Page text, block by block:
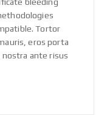
Tortor
eros porta
ante risus